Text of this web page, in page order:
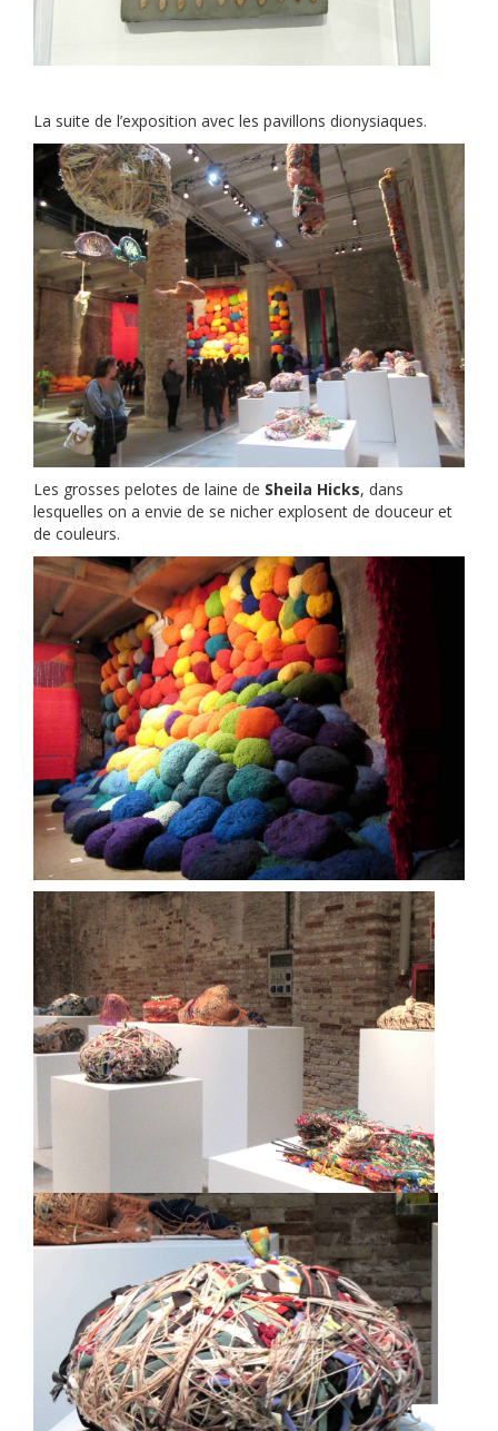
La suite de l’exposition avec les pavillons dionysiaques.
Les grosses pelotes de laine de Sheila Hicks, dans
lesquelles on a envie de se nicher explosent de douceur et
de couleurs.